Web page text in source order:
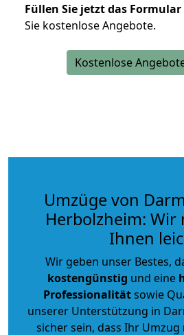
Füllen Sie jetzt das Formular
Sie kostenlose Angebote.
Kostenlose
Umzüge von
Herbolzheim: Wir
Ihnen
Wir geben unser Bestes,
kostengünstig und eine
Professionalitätsowie
unserer Unterstützung in
sicher sein, dass Ihr Umzug